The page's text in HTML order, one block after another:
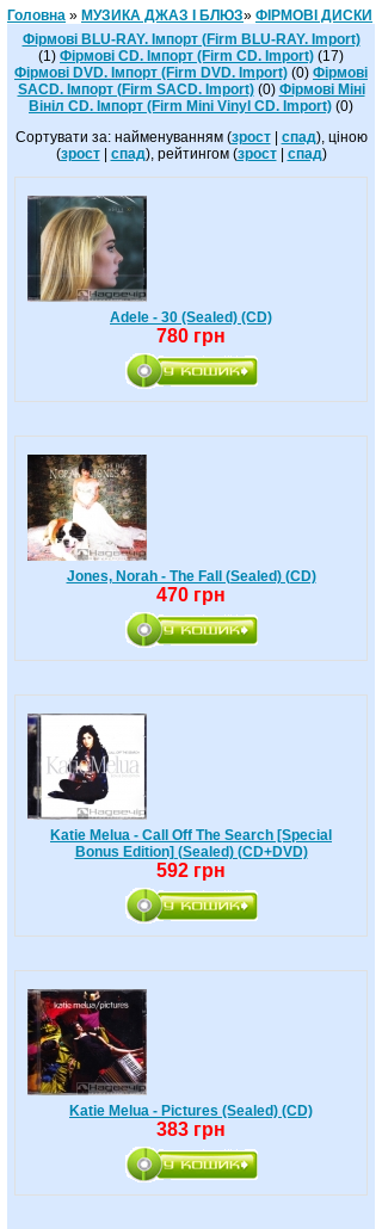
Головна » МУЗИКА ДЖАЗ І БЛЮЗ» ФІРМОВІ ДИСКИ
Фірмові BLU-RAY. Імпорт (Firm BLU-RAY. Import)
(1) Фірмові CD. Імпорт (Firm CD. Import) (17)
Фірмові DVD. Імпорт (Firm DVD. Import) (0) Фірмові
SACD. Імпорт (Firm SACD. Import)(0) Фірмові Міні
Вініл CD. Імпорт (Firm Mini Vinyl CD. Import) (0)
Сортувати за: найменуванням (зрост| спад), ціною
(зрост| спад), рейтингом (зрост| спад)
Adele - 30 (Sealed) (CD)
780 грн
Jones, Norah - The Fall (Sealed) (CD)
470 грн
Katie Melua - Call Off The Search [Special
Bonus Edition] (Sealed) (CD+DVD)
592 грн
Katie Melua - Pictures (Sealed) (CD)
383 грн